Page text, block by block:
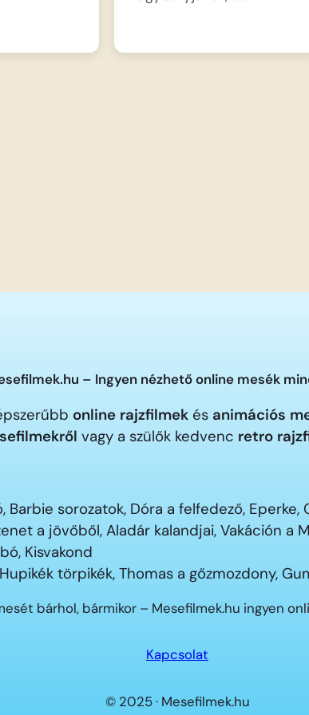
– Ingyen nézhető online mesék
online rajzfilmek és animációs
vagy a szülők kedvenc retro
Barbie sorozatok, Dóra a felfedező, Eperke,
a jövőből, Aladár kalandjai, Vakáción a
Kisvakond
törpikék, Thomas a gőzmozdony,
bárhol, bármikor – Mesefilmek.hu ingyen
Kapcsolat
© 2025 · Mesefilmek.hu